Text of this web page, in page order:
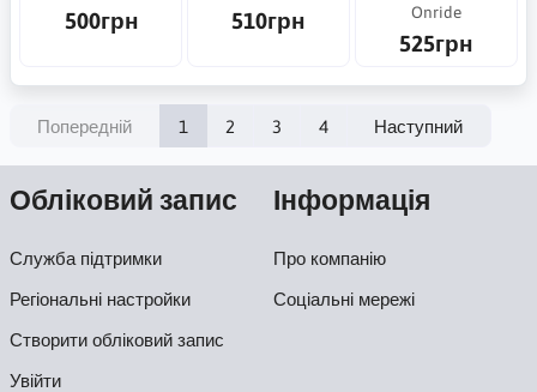
500грн 510грн Onride
525грн
Попередній 1 2 3 4 Наступний
Обліковий запис
Служба підтримки
Регіональні настройки
Створити обліковий запис
Увійти
Інформація
Про компанію
Соціальні мережі